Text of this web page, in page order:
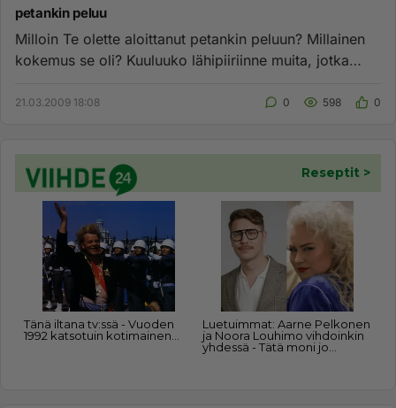
petankin peluu
Milloin Te olette aloittanut petankin peluun? Millainen
kokemus se oli? Kuuluuko lähipiiriinne muita, jotka
21.03.2009 18:08 0 598 0